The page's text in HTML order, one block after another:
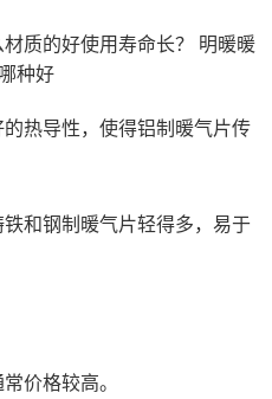
热导性，使得铝制暖气片传
和钢制暖气片轻得多，易于
价格较高。